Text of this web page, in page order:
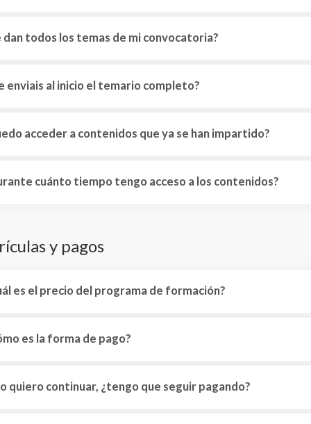
dan todos los temas de mi convocatoria?
enviais al inicio el temario completo?
acceder a contenidos que ya se han impartido?
cuánto tiempo tengo acceso a los contenidos?
y pagos
es el precio del programa de formación?
es la forma de pago?
quiero continuar, ¿tengo que seguir pagando?